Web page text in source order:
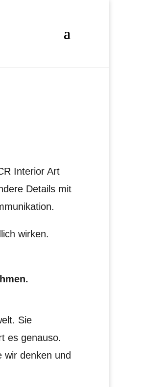
Interior Art
Details mit
wirken.
Sie
es genauso.
wir denken und